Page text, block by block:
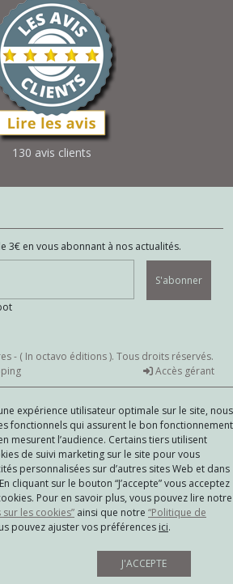
130 avis clients
3€ en vous abonnant à nos actualités.
S'abonner
- ( In octavo éditions ). Tous droits réservés.
Accès gérant
expérience utilisateur optimale sur le site, nous
fonctionnels qui assurent le bon fonctionnement
mesurent l’audience. Certains tiers utilisent
de suivi marketing sur le site pour vous
personnalisées sur d’autres sites Web et dans
cliquant sur le bouton “J’accepte” vous acceptez
Pour en savoir plus, vous pouvez lire notre
les cookies” ainsi que notre “Politique de
pouvez ajuster vos préférences ici.
J'ACCEPTE